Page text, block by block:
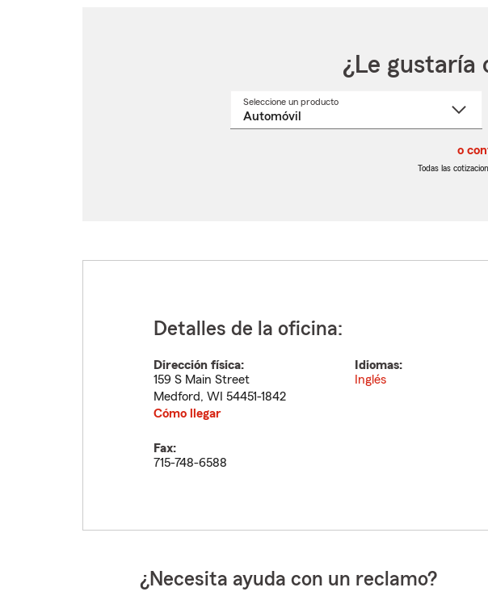
¿Le gustaría
Seleccione un productoSeleccione
o
Todas las
Detalles de la oficina:
Dirección física:
159 S Main Street
Medford, WI 54451-1842
Cómo llegar
Idiomas:
Inglés
Fax:
715-748-6588
¿Necesita ayuda con un reclamo?